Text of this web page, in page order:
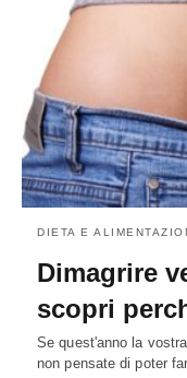
DIETA E
Dimagrire
scopri
Se quest'anno la
non pensate di poter